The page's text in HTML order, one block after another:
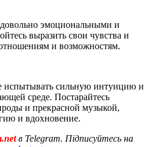
эмоциональными и
выразить свои чувства и
и возможностям.
сильную интуицию и
среде. Постарайтесь
и прекрасной музыкой,
и вдохновение.
в Telegram. Підписуйтесь на